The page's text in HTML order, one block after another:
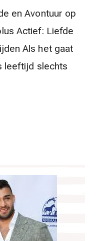
en Avontuur op
Actief: Liefde
Als het gaat
leeftijd slechts